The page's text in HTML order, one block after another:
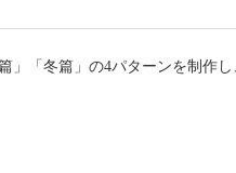
」「冬篇」の4パターンを制作